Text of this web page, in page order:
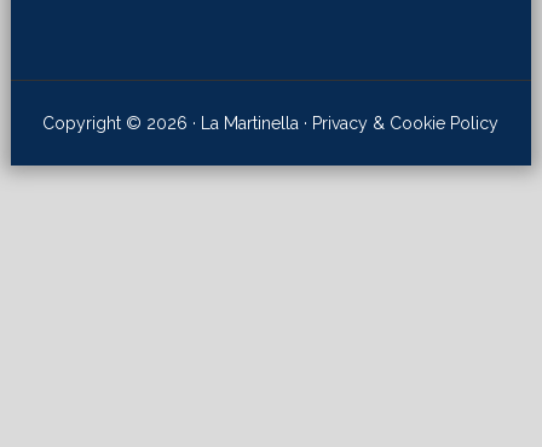
Copyright © 2026 · La Martinella · Privacy & Cookie Policy